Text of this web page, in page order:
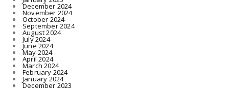
December 2024
November 2024
October 2024
September 2024
August 2024
July 2024
June 2024
May 2024
April 2024
March 2024
February 2024
January 2024
December 2023